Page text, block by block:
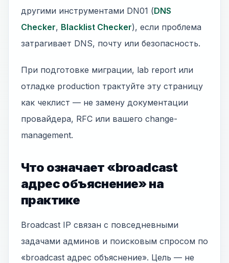
другими инструментами DN01 (DNS
Checker, Blacklist Checker), если проблема
затрагивает DNS, почту или безопасность.
При подготовке миграции, lab report или
отладке production трактуйте эту страницу
как чеклист — не замену документации
провайдера, RFC или вашего change-
management.
Что означает «broadcast
адрес объяснение» на
практике
Broadcast IP связан с повседневными
задачами админов и поисковым спросом по
«broadcast адрес объяснение». Цель — не